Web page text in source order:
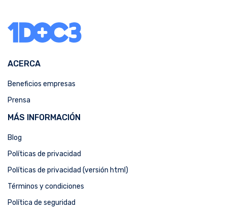
ACERCA
Beneficios empresas
Prensa
MÁS INFORMACIÓN
Blog
Políticas de privacidad
Políticas de privacidad (versión html)
Términos y condiciones
Política de seguridad